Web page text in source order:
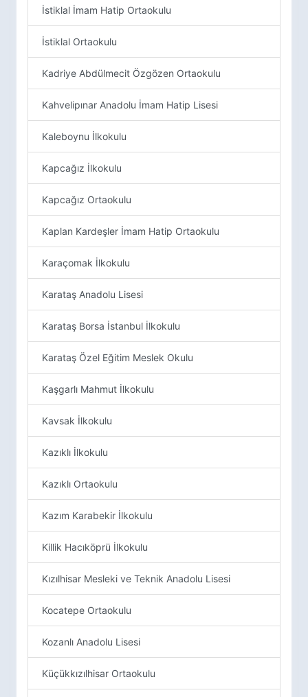
İstiklal İmam Hatip Ortaokulu
İstiklal Ortaokulu
Kadriye Abdülmecit Özgözen Ortaokulu
Kahvelipınar Anadolu İmam Hatip Lisesi
Kaleboynu İlkokulu
Kapcağız İlkokulu
Kapcağız Ortaokulu
Kaplan Kardeşler İmam Hatip Ortaokulu
Karaçomak İlkokulu
Karataş Anadolu Lisesi
Karataş Borsa İstanbul İlkokulu
Karataş Özel Eğitim Meslek Okulu
Kaşgarlı Mahmut İlkokulu
Kavsak İlkokulu
Kazıklı İlkokulu
Kazıklı Ortaokulu
Kazım Karabekir İlkokulu
Killik Hacıköprü İlkokulu
Kızılhisar Mesleki ve Teknik Anadolu Lisesi
Kocatepe Ortaokulu
Kozanlı Anadolu Lisesi
Küçükkızılhisar Ortaokulu